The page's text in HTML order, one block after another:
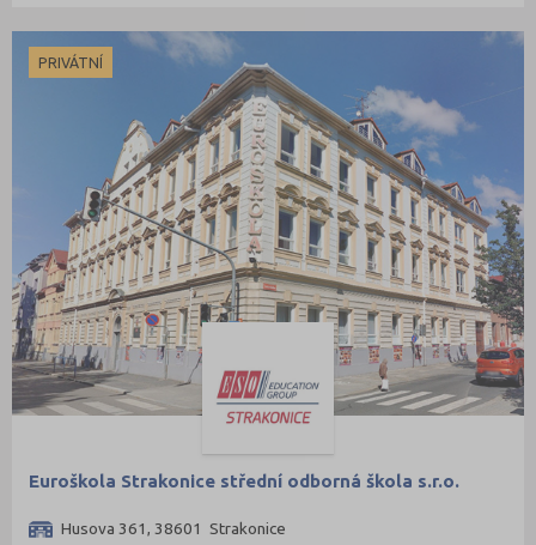
PRIVÁTNÍ
Euroškola Strakonice střední odborná škola s.r.o.
Husova 361, 38601 Strakonice